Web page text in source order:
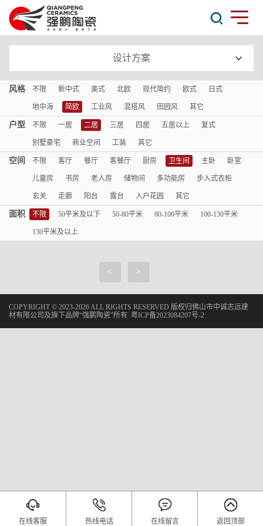
设计方案
风格 不限 新中式 美式 北欧 现代简约 欧式 日式
地中海 简欧 工业风 混搭风 田园风 其它
户型 不限 一居 二居 三居 四居 五居以上 复式
别墅豪宅 商业空间 工装 其它
空间 不限 客厅 餐厅 客餐厅 厨房 卫生间 主卧 卧室
儿童房 书房 老人房 储物间 多功能房 步入式衣柜
玄关 走廊 阳台 露台 入户花园 其它
面积 不限 50平米及以下 50-80平米 80-100平米 100-130平米
130平米及以上
< >
COPYRIGHT © 2023-2026 ALL RIGHTS RESERVED 版权归佛山市中诚志远建
材有限公司及旗下品牌“强鹏陶瓷”所有 粤ICP备2023084207号-2
在线客服 热线电话 在线留言 返回顶部